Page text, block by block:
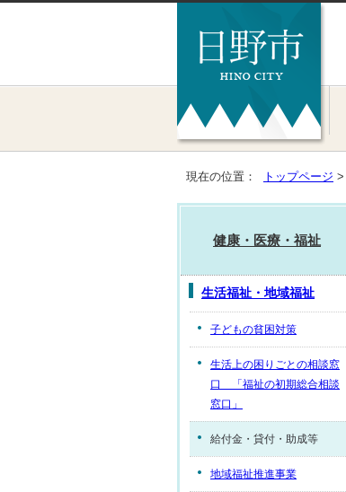
現在の位置： トップページ >
健康・医療・福祉
生活福祉・地域福祉
子どもの貧困対策
生活上の困りごとの相談窓
口 「福祉の初期総合相談
窓口」
給付金・貸付・助成等
地域福祉推進事業